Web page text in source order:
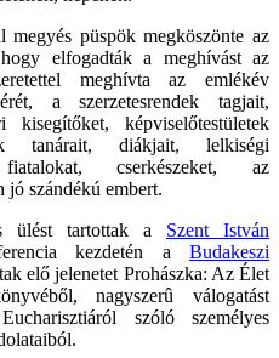
püspök megköszönte az
elfogadták a meghívást az
meghívta az emlékév
a szerzetesrendek tagjait,
képviselőtestületek
tanárait, diákjait, lelkiségi
cserkészeket, az
jó szándékú embert.
ülést tartottak a Szent István
kezdetén aBudakeszi
elő jelenetet Prohászka: Az Élet
nagyszerû válogatást
szóló személyes